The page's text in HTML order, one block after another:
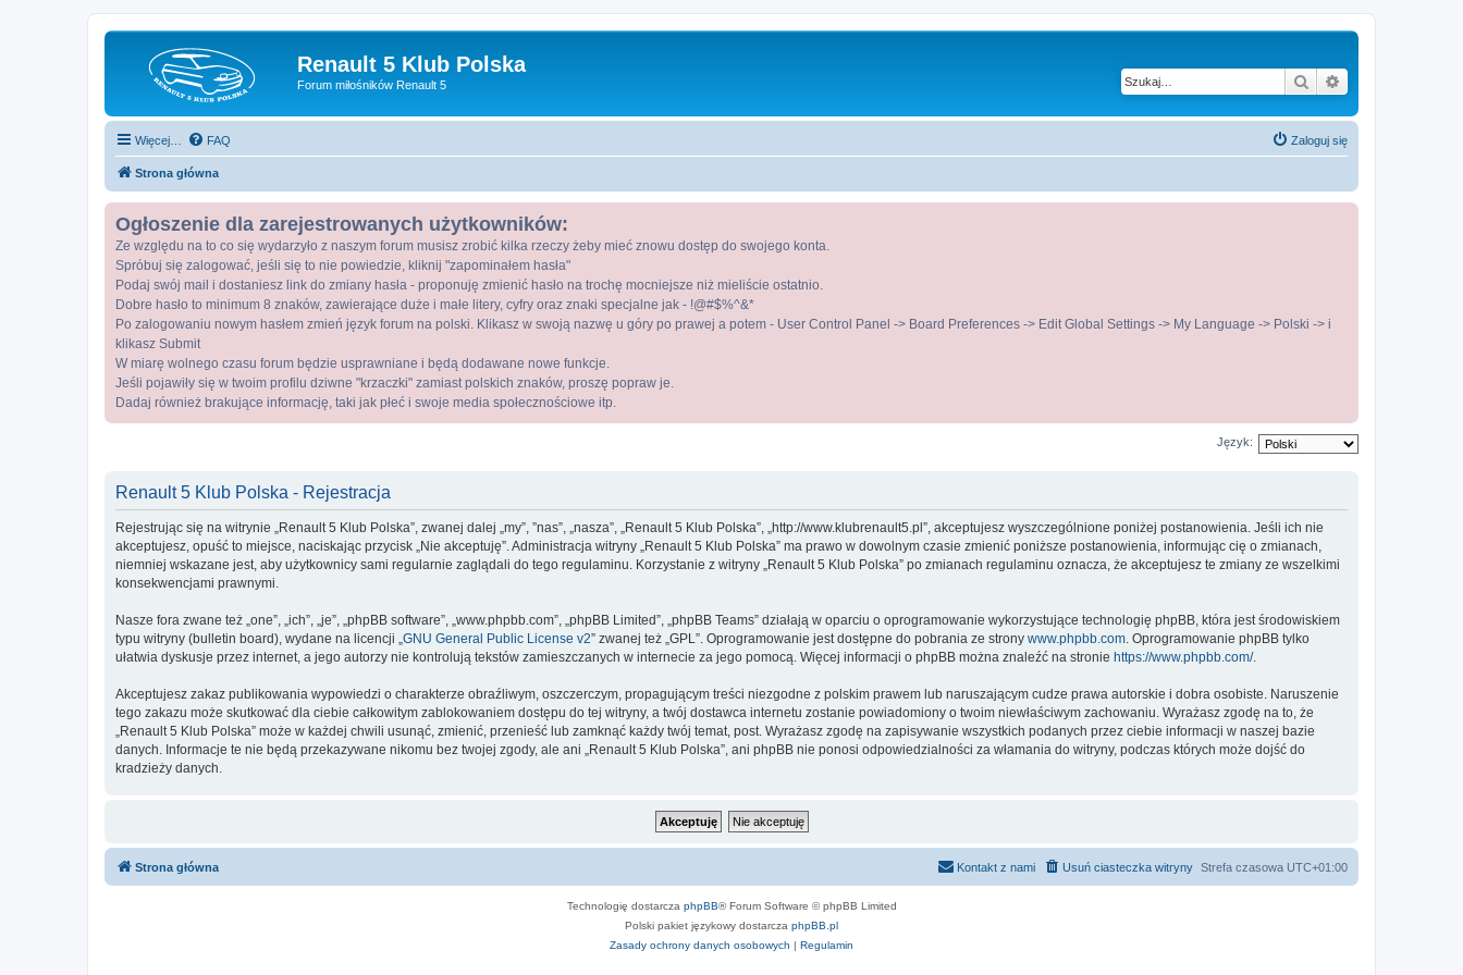
Renault 5 Klub Polska
Forum miłośników Renault 5 Szukaj
Więcej… FAQ Zaloguj się
Strona główna
Ogłoszenie dla zarejestrowanych użytkowników:
Ze względu na to co się wydarzyło z naszym forum musisz zrobić kilka rzeczy żeby mieć znowu dostęp do swojego konta.
Spróbuj się zalogować, jeśli się to nie powiedzie, kliknij "zapominałem hasła"
Podaj swój mail i dostaniesz link do zmiany hasła - proponuję zmienić hasło na trochę mocniejsze niż mieliście ostatnio.
Dobre hasło to minimum 8 znaków, zawierające duże i małe litery, cyfry oraz znaki specjalne jak - !@#$%^&*
Po zalogowaniu nowym hasłem zmień język forum na polski. Klikasz w swoją nazwę u góry po prawej a potem - User Control Panel -> Board Preferences -> Edit Global Settings -> My Language -> Polski -> i
klikasz Submit
W miarę wolnego czasu forum będzie usprawniane i będą dodawane nowe funkcje.
Jeśli pojawiły się w twoim profilu dziwne "krzaczki" zamiast polskich znaków, proszę popraw je.
Dadaj również brakujące informację, taki jak płeć i swoje media społecznościowe itp.
Język:
Renault 5 Klub Polska - Rejestracja
Rejestrując się na witrynie „Renault 5 Klub Polska”, zwanej dalej „my”, ”nas”, „nasza”, „Renault 5 Klub Polska”, „http://www.klubrenault5.pl”, akceptujesz wyszczególnione poniżej postanowienia. Jeśli ich nie
akceptujesz, opuść to miejsce, naciskając przycisk „Nie akceptuję”. Administracja witryny „Renault 5 Klub Polska” ma prawo w dowolnym czasie zmienić poniższe postanowienia, informując cię o zmianach,
niemniej wskazane jest, aby użytkownicy sami regularnie zaglądali do tego regulaminu. Korzystanie z witryny „Renault 5 Klub Polska” po zmianach regulaminu oznacza, że akceptujesz te zmiany ze wszelkimi
konsekwencjami prawnymi.
Nasze fora zwane też „one”, „ich”, „je”, „phpBB software”, „www.phpbb.com”, „phpBB Limited”, „phpBB Teams” działają w oparciu o oprogramowanie wykorzystujące technologię phpBB, która jest środowiskiem
typu witryny (bulletin board), wydane na licencji „GNU General Public License v2” zwanej też „GPL”. Oprogramowanie jest dostępne do pobrania ze strony www.phpbb.com. Oprogramowanie phpBB tylko
ułatwia dyskusje przez internet, a jego autorzy nie kontrolują tekstów zamieszczanych w internecie za jego pomocą. Więcej informacji o phpBB można znaleźć na stronie https://www.phpbb.com/.
Akceptujesz zakaz publikowania wypowiedzi o charakterze obraźliwym, oszczerczym, propagującym treści niezgodne z polskim prawem lub naruszającym cudze prawa autorskie i dobra osobiste. Naruszenie
tego zakazu może skutkować dla ciebie całkowitym zablokowaniem dostępu do tej witryny, a twój dostawca internetu zostanie powiadomiony o twoim niewłaściwym zachowaniu. Wyrażasz zgodę na to, że
„Renault 5 Klub Polska” może w każdej chwili usunąć, zmienić, przenieść lub zamknąć każdy twój temat, post. Wyrażasz zgodę na zapisywanie wszystkich podanych przez ciebie informacji w naszej bazie
danych. Informacje te nie będą przekazywane nikomu bez twojej zgody, ale ani „Renault 5 Klub Polska”, ani phpBB nie ponosi odpowiedzialności za włamania do witryny, podczas których może dojść do
kradzieży danych.
Strona główna Strefa czasowa UTC+01:00
Usuń ciasteczka witryny
Kontakt z nami
Technologię dostarcza phpBB® Forum Software © phpBB Limited
Polski pakiet językowy dostarcza phpBB.pl
Zasady ochrony danych osobowych | Regulamin